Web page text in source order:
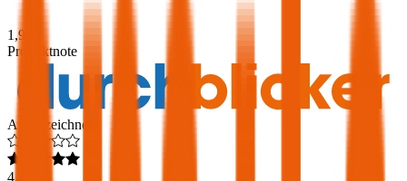
1,9
Produktnote
Ausgezeichnet
4,6